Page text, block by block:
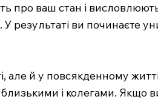
про ваш стан і
ви починаєте
й у повсякденному
і колегами. Якщо